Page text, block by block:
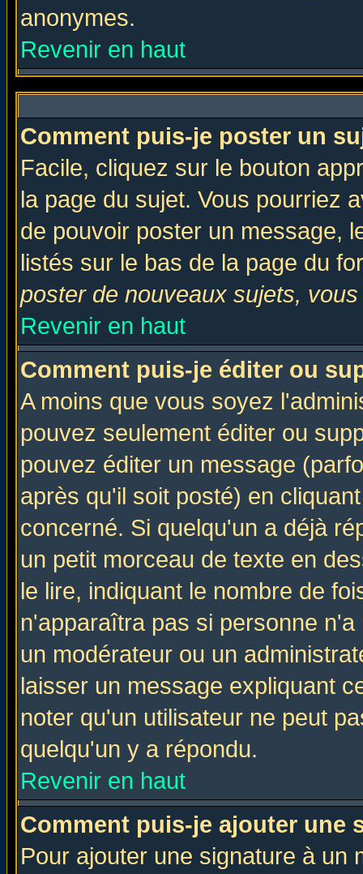
anonymes.
Revenir en haut
Comment puis-je poster un
Facile, cliquez sur le bouton
la page du sujet. Vous pourriez
de pouvoir poster un message,
listés sur le bas de la page du
poster de nouveaux sujets,
Revenir en haut
Comment puis-je éditer ou
A moins que vous soyez
pouvez seulement éditer ou
pouvez éditer un message
après qu'il soit posté) en
concerné. Si quelqu'un a déjà
un petit morceau de texte en
le lire, indiquant le nombre de
n'apparaîtra pas si personne
un modérateur ou un
laisser un message expliquant
noter qu'un utilisateur ne peut
quelqu'un y a répondu.
Revenir en haut
Comment puis-je ajouter une
Pour ajouter une signature à un